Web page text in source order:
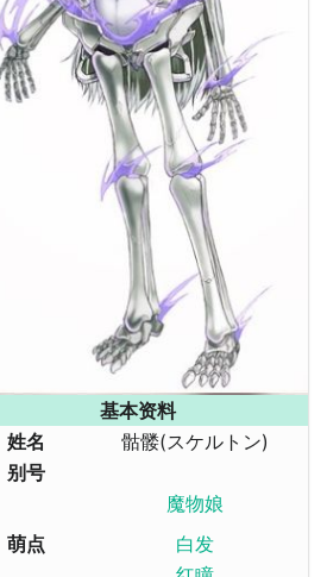
基本资料
姓名
骷髅(スケルトン)
别号
萌点
魔物娘
白发